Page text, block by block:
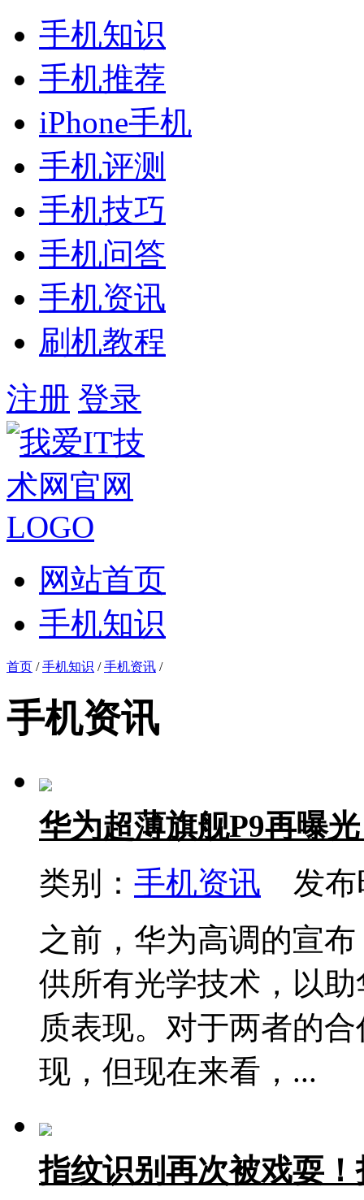
手机知识
手机推荐
iPhone手机
手机评测
手机技巧
手机问答
手机资讯
刷机教程
注册 登录
网站首页
手机知识
首页 /手机知识 /手机资讯 /
手机资讯
华为超薄旗舰P9再曝
类别： 手机资讯 发布
之前，华为高调的宣
供所有光学技术，以
质表现。对于两者的
现，但现在来看，...
指纹识别再次被戏耍